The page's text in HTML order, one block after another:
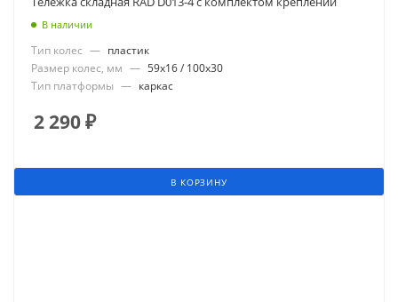
В наличии
Тип колес — пластик
Размер колес, мм — 59x16 / 100x30
Тип платформы — каркас
2 290₽
В КОРЗИНУ